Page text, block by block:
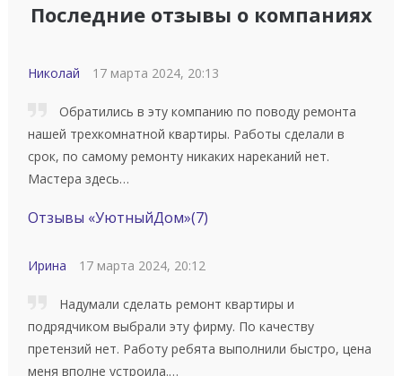
Последние отзывы о компаниях
Николай 17 марта 2024, 20:13
Обратились в эту компанию по поводу ремонта
нашей трехкомнатной квартиры. Работы сделали в
срок, по самому ремонту никаких нареканий нет.
Мастера здесь…
Отзывы «УютныйДом»(7)
Ирина 17 марта 2024, 20:12
Надумали сделать ремонт квартиры и
подрядчиком выбрали эту фирму. По качеству
претензий нет. Работу ребята выполнили быстро, цена
меня вполне устроила.…